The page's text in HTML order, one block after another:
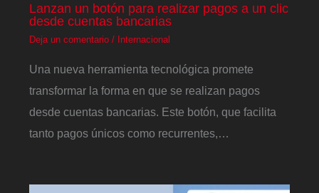
Lanzan un botón para realizar pagos a un clic
desde cuentas bancarias
Deja un comentario / Internacional
Una nueva herramienta tecnológica promete
transformar la forma en que se realizan pagos
desde cuentas bancarias. Este botón, que facilita
tanto pagos únicos como recurrentes,…